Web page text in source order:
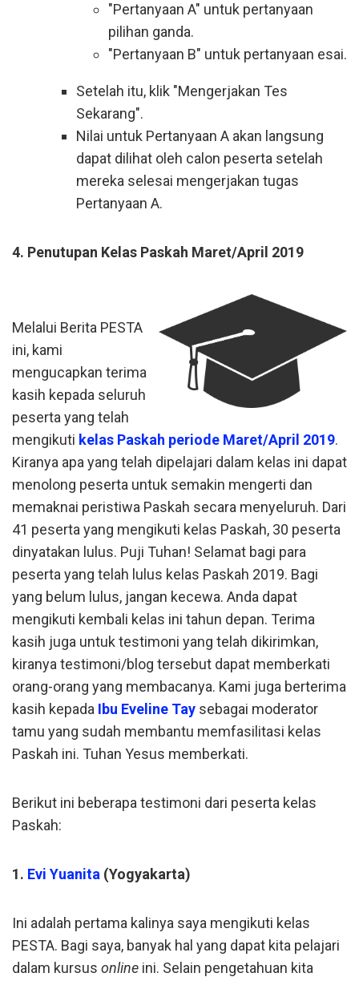
"Pertanyaan A" untuk pertanyaan
pilihan ganda.
"Pertanyaan B" untuk pertanyaan esai.
Setelah itu, klik "Mengerjakan Tes
Sekarang".
Nilai untuk Pertanyaan A akan langsung
dapat dilihat oleh calon peserta setelah
mereka selesai mengerjakan tugas
Pertanyaan A.
4. Penutupan Kelas Paskah Maret/April 2019
Melalui Berita PESTA
ini, kami
mengucapkan terima
kasih kepada seluruh
peserta yang telah
mengikuti kelas Paskah periode Maret/April 2019.
Kiranya apa yang telah dipelajari dalam kelas ini dapat
menolong peserta untuk semakin mengerti dan
memaknai peristiwa Paskah secara menyeluruh. Dari
41 peserta yang mengikuti kelas Paskah, 30 peserta
dinyatakan lulus. Puji Tuhan! Selamat bagi para
peserta yang telah lulus kelas Paskah 2019. Bagi
yang belum lulus, jangan kecewa. Anda dapat
mengikuti kembali kelas ini tahun depan. Terima
kasih juga untuk testimoni yang telah dikirimkan,
kiranya testimoni/blog tersebut dapat memberkati
orang-orang yang membacanya. Kami juga berterima
kasih kepada Ibu Eveline Tay sebagai moderator
tamu yang sudah membantu memfasilitasi kelas
Paskah ini. Tuhan Yesus memberkati.
Berikut ini beberapa testimoni dari peserta kelas
Paskah:
1. Evi Yuanita (Yogyakarta)
Ini adalah pertama kalinya saya mengikuti kelas
PESTA. Bagi saya, banyak hal yang dapat kita pelajari
dalam kursus online ini. Selain pengetahuan kita